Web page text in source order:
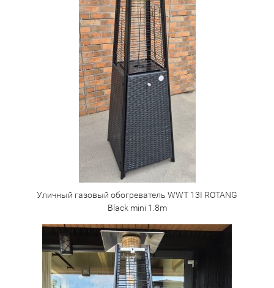
Уличный газовый обогреватель WWT 13I ROTANG
Black mini 1.8m